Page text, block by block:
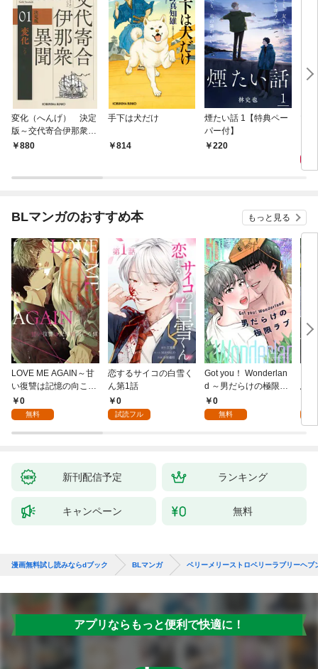
変化（へんげ） 決定
版～交代寄合伊那衆異
聞（1）～
880
手下は犬だけ
814
煙たい話 1【特典ペー
パー付】
220
BLマンガのおすすめ本 もっと見る
LOVE ME AGAIN～甘
い復讐は記憶の向こう
側～(1)
0
無料
恋するサイコの白雪く
ん第1話
0
試読フル
Got you！ Wonderlan
d ～男だらけの極限ラ
ブ～(1)
0
無料
鳥
新刊配信予定 ランキング
キャンペーン 無料
漫画無料試し読みならdブック BLマンガ ベリーメリーストロベリーラブリーヘブ
アプリならもっと便利で快適に！